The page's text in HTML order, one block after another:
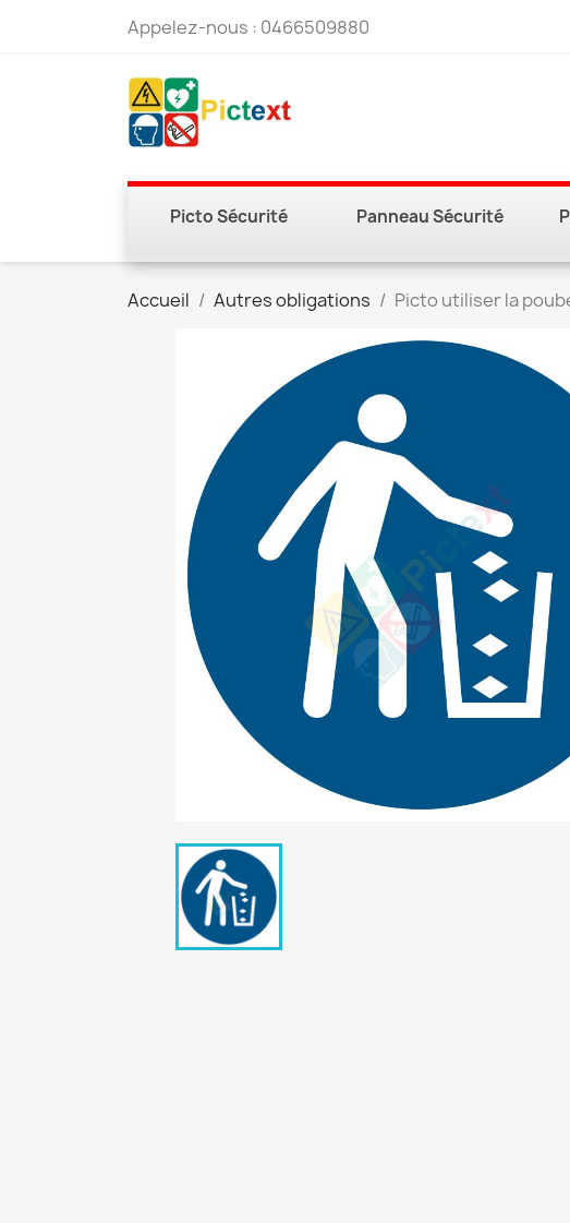
Appelez-nous : 0466509880
Picto Sécurité Panneau Sécurité
Accueil Autres obligations Picto utiliser la